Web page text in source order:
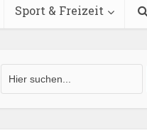
Sport & Freizeit